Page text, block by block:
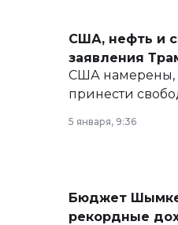
США, нефть и
заявления
США намерены,
принести
5 января, 9:36
Бюджет
рекордные